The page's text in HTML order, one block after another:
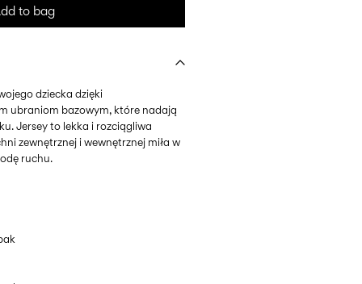
to bag
dziecka dzięki
ubraniom bazowym, które nadają
Jersey to lekka i rozciągliwa
zewnętrznej i wewnętrznej miła w
ruchu.